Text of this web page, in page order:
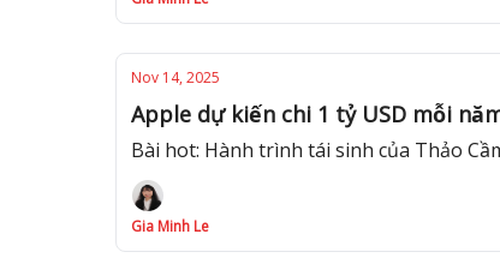
Nov 14, 2025
Apple dự kiến chi 1 tỷ USD mỗi
Bài hot: Hành trình tái sinh của Thảo
Gia Minh Le